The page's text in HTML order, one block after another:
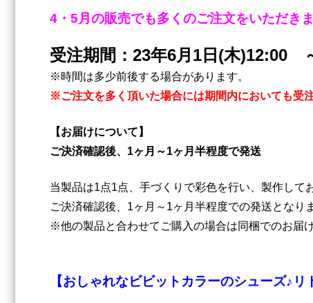
4・5月の販売でも多くのご注文をいただき
受注期間：23年6月1日(木
※時間は多少前後する場合があります。
※ご注文を多く頂いた場合には期間内においても受
【お届けについて】
ご決済確認後、1ヶ月～1ヶ月半程度で発送
当製品は1点1点、手づくりで彩色を行い、製作して
ご決済確認後、1ヶ月～1ヶ月半程度での発送となり
※他の製品と合わせてご購入の場合は同梱でのお届
【おしゃれなビビットカラーのシューズ♪